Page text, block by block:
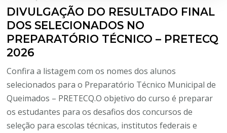
DIVULGAÇÃO DO RESULTADO FINAL
DOS SELECIONADOS NO
PREPARATÓRIO TÉCNICO – PRETECQ
2026
Confira a listagem com os nomes dos alunos
selecionados para o Preparatório Técnico Municipal de
Queimados – PRETECQ.O objetivo do curso é preparar
os estudantes para os desafios dos concursos de
seleção para escolas técnicas, institutos federais e